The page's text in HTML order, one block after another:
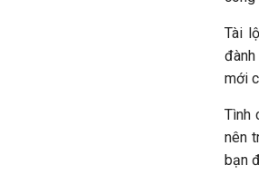
Tài
mới
Tình
nên
bạn